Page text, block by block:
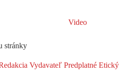
Video
stránky
Vydavateľ Predplatné Etický